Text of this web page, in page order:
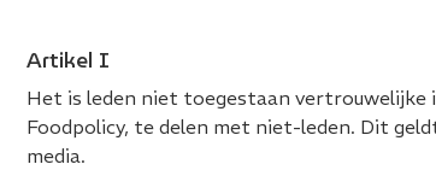
Artikel I
Het is leden niet toegestaan
Foodpolicy, te delen met niet-leden. Dit
media.